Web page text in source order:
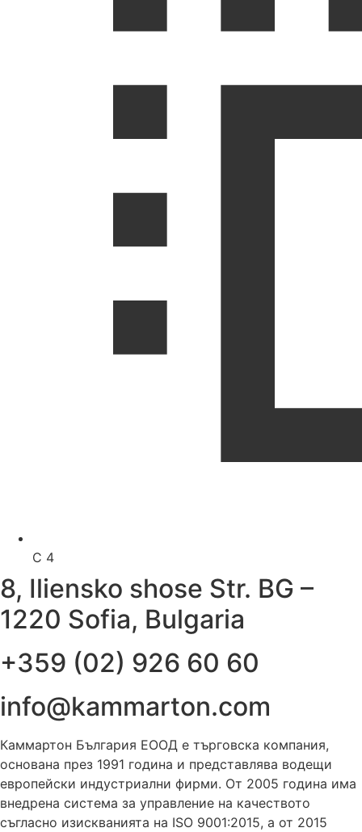
C 4
8, Iliensko shose Str. BG –
1220 Sofia, Bulgaria
+359 (02) 926 60 60
info@kammarton.com
Каммартон България ЕООД е търговска компания,
основана през 1991 година и представлява водещи
европейски индустриални фирми. От 2005 година има
внедрена система за управление на качеството
съгласно изискванията на ISO 9001:2015, a от 2015